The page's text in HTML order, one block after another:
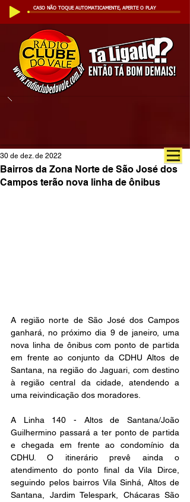
CASO NÃO TOQUE AUTOMATICAMENTE, APERTE O PLAY
Bairros da Zona Norte de São José dos
Campos terão nova linha de ônibus
30 de dez. de 2022
A região norte de São José dos Campos
ganhará, no próximo dia 9 de janeiro, uma
nova linha de ônibus com ponto de partida
em frente ao conjunto da CDHU Altos de
Santana, na região do Jaguari, com destino
à região central da cidade, atendendo a
uma reivindicação dos moradores.
A Linha 140 - Altos de Santana/João
Guilhermino passará a ter ponto de partida
e chegada em frente ao condomínio da
CDHU. O itinerário prevê ainda o
atendimento do ponto final da Vila Dirce,
seguindo pelos bairros Vila Sinhá, Altos de
Santana, Jardim Telespark, Chácaras São